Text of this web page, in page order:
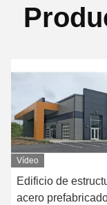
de
huracanes